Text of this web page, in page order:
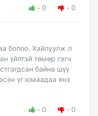
- 0 - 0
болоо. Хайлуулж л
үйлтэй төмөр гэгч
байна шүү
үг юмаадаа янз
- 0 - 0